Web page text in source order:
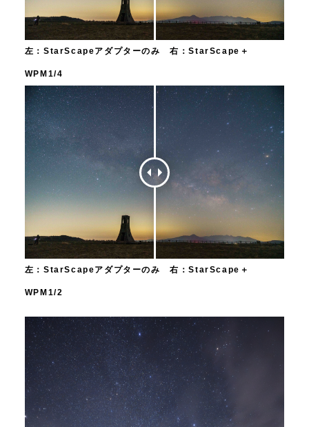
左：StarScapeアダプターのみ 右：StarScape＋
WPM1/4
左：StarScapeアダプターのみ 右：StarScape＋
WPM1/2